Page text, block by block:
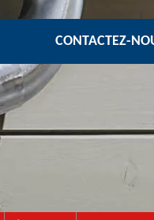
CONTACTEZ-